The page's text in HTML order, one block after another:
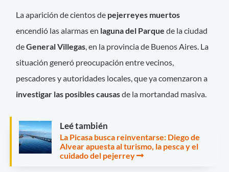
La aparición de cientos de pejerreyes muertos
encendió las alarmas en laguna del Parque de la ciudad
deGeneral Villegas , en la provincia de Buenos Aires. La
situación generó preocupación entre vecinos,
pescadores y autoridades locales, que ya comenzaron a
investigar las posibles causasde la mortandad masiva.
Leé también
La Picasa busca reinventarse: Diego de
Alvear apuesta al turismo, la pesca y el
cuidado del pejerrey